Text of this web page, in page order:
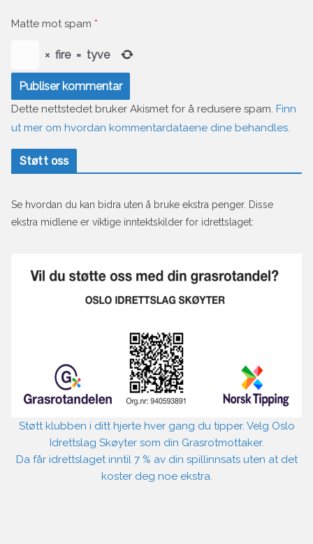
Matte mot spam *
× fire = tyve
Dette nettstedet bruker Akismet for å redusere spam. Finn
ut mer om hvordan kommentardataene dine behandles.
Støtt oss
Se hvordan du kan bidra uten å bruke ekstra penger. Disse
ekstra midlene er viktige inntektskilder for idrettslaget:
Støtt klubben i ditt hjerte hver gang du tipper. Velg Oslo
Idrettslag Skøyter som din Grasrotmottaker.
Da får idrettslaget inntil 7 % av din spillinnsats uten at det
koster deg noe ekstra.